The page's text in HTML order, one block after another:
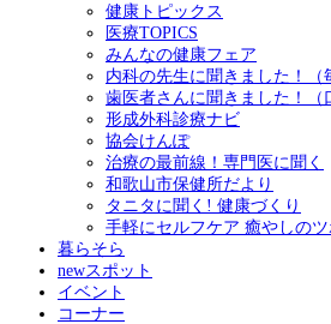
健康トピックス
医療TOPICS
みんなの健康フェア
内科の先生に聞きました！（
歯医者さんに聞きました！（
形成外科診療ナビ
協会けんぽ
治療の最前線！専門医に聞く
和歌山市保健所だより
タニタに聞く! 健康づくり
手軽にセルフケア 癒やしのツ
暮らそら
newスポット
イベント
コーナー